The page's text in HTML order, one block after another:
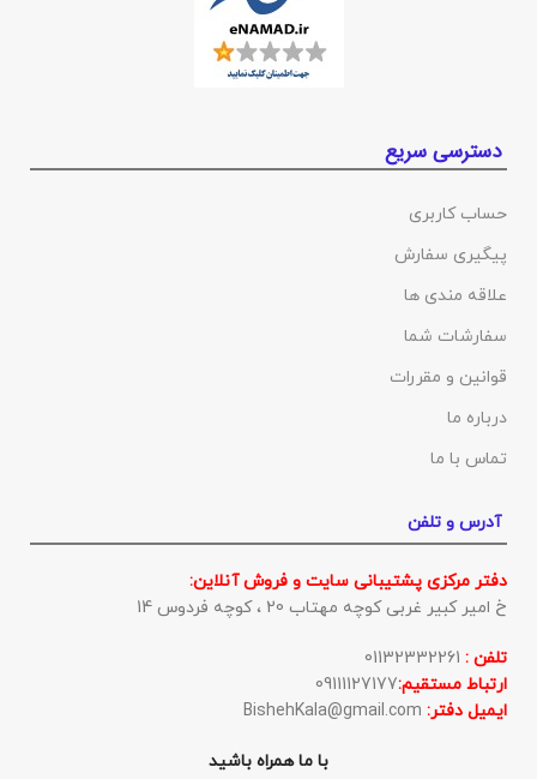
دسترسی سریع
حساب کاربری
پیگیری سفارش
علاقه مندی ها
سفارشات شما
قوانین و مقررات
درباره ما
تماس با ما
آدرس و تلفن
دفتر مرکزی پشتیبانی سایت و فروش آنلاین:
خ امیر کبیر غربی کوچه مهتاب 20 ، کوچه فردوس 14
تلفن :
ارتباط مستقیم:09111127177
ایمیل دفتر:
با ما همراه باشید